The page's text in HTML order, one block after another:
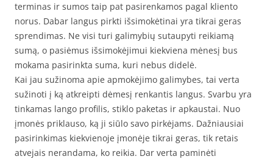
terminas ir sumos taip pat pasirenkamos pagal kliento
norus. Dabar langus pirkti išsimokėtinai yra tikrai geras
sprendimas. Ne visi turi galimybių sutaupyti reikiamą
sumą, o pasiėmus išsimokėjimui kiekviena mėnesį bus
mokama pasirinkta suma, kuri nebus didelė.
Kai jau sužinoma apie apmokėjimo galimybes, tai verta
sužinoti į ką atkreipti dėmesį renkantis langus. Svarbu yra
tinkamas lango profilis, stiklo paketas ir apkaustai. Nuo
įmonės priklauso, ką ji siūlo savo pirkėjams. Dažniausiai
pasirinkimas kiekvienoje įmonėje tikrai geras, tik retais
atvejais nerandama, ko reikia. Dar verta paminėti